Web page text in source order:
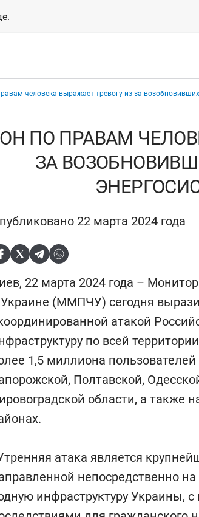
человека выражает тревогу из-за
ПО ПРАВАМ
ЗА
22 марта 2024 года
22 марта 2024 года –
(ММПЧУ) сегодня
атакой
по всей
1,5 миллиона
Полтавской,
области, а также
атака является
непосредственно
инфраструктуру Украины,